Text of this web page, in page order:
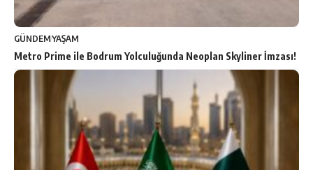
GÜNDEMYAŞAM
Metro Prime ile Bodrum Yolculuğunda Neoplan Skyliner İmzası!